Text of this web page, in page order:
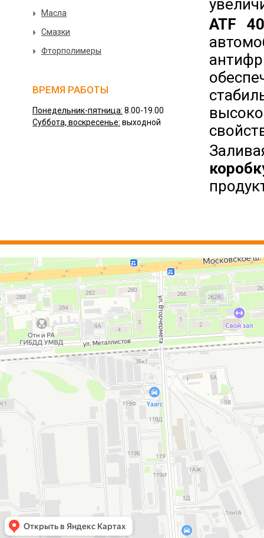
ATF
Масла
Смазки
Фторполимеры
ВРЕМЯ РАБОТЫ
Понедельник-пятница: 8.00-19.00
Суббота, воскресенье: выходной